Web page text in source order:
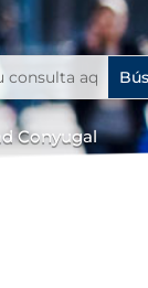
Conyugal